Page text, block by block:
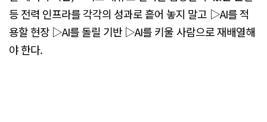
등 전력 인프라를 각각의 성과로 흩어 놓지 말고 ▷AI를 적
용할 현장 ▷AI를 돌릴 기반 ▷AI를 키울 사람으로 재배열해
야 한다.